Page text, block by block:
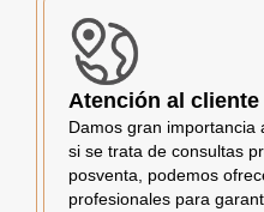
Atención al cliente
Damos gran importancia
si se trata de consultas
posventa, podemos
profesionales para